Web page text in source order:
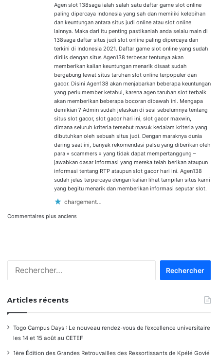
Agen slot 138saga ialah salah satu daftar game slot online
paling dipercaya Indonesia yang sah dan memiliki kelebihan
dan keuntungan antara situs judi online atau slot online
lainnya. Maka dari itu penting pastikanlah anda selalu main di
138saga daftar situs judi slot online paling dipercaya dan
terkini di Indonesia 2021. Daftar game slot online yang sudah
dirilis dengan situs Agen138 terbesar tentunya akan
memberikan kalian keuntungan menarik disaat sudah
bergabung lewat situs taruhan slot online terpopuler dan
gacor. Disini Agen138 akan menjabarkan beberapa keuntungan
yang perlu member ketahui, karena agen taruhan slot terbaik
akan memberikan beberapa bocoran dibawah ini. Mengapa
demikian ? Admin sudah jelaskan di sesi sebelumnya tentang
situs slot gacor, slot gacor hari ini, slot gacor maxwin,
dimana seluruh kriteria tersebut masuk kedalam kriteria yang
dibutuhkan oleh sebuah situs judi. Dengan maraknya dunia
daring saat ini, banyak rekomendasi palsu yang diberikan oleh
para « scammers » yang tidak dapat mempertanggung –
jawabkan dasar informasi yang mereka telah berikan ataupun
informasi tentang RTP ataupun slot gacor hari ini. Agen138
sudah jelas terpercaya dengan kalian lihat tampilan situs kami
yang begitu menarik dan memberikan informasi seputar slot.
chargement…
Navigation
commentaires
Commentaires plus anciens
Articles récents
Togo Campus Days : Le nouveau rendez-vous de l’excellence universitaire
les 14 et 15 août au CETEF
1ère Édition des Grandes Retrouvailles des Ressortissants de Kpélé Govié